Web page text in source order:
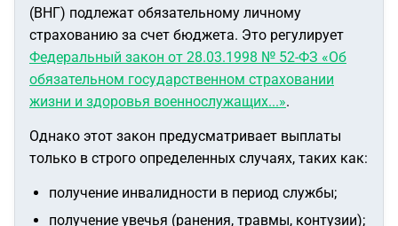
(ВНГ) подлежат обязательному личному
страхованию за счет бюджета. Это регулирует
Федеральный закон от 28.03.1998 № 52-ФЗ «Об
обязательном государственном страховании
жизни и здоровья военнослужащих...».
Однако этот закон предусматривает выплаты
только в строго определенных случаях, таких как:
получение инвалидности в период службы;
получение увечья (ранения, травмы, контузии);